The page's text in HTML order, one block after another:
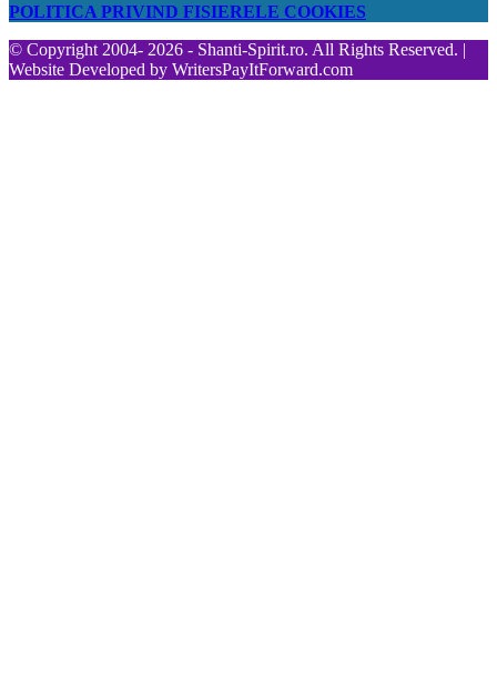
POLITICA PRIVIND FISIERELE COOKIES
© Copyright 2004- 2026 - Shanti-Spirit.ro. All Rights Reserved. |
Website Developed by WritersPayItForward.com